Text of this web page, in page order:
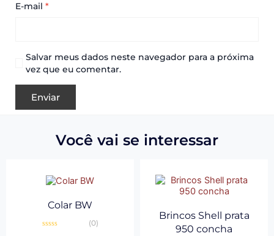
E-mail *
Salvar meus dados neste navegador para a próxima
vez que eu comentar.
Você vai se interessar
Colar BW
(0)
Brincos Shell prata
950 concha